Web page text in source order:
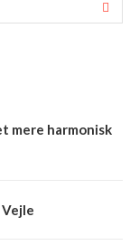
mere harmonisk